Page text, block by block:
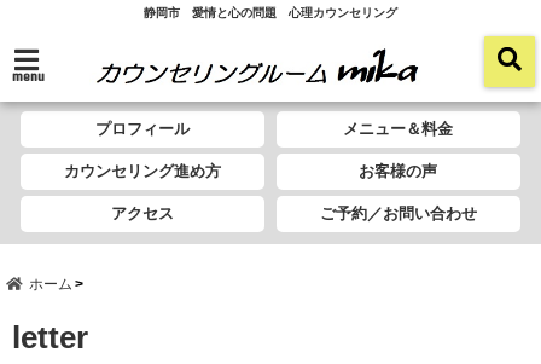
静岡市 愛情と心の問題 心理カウンセリング
menu
プロフィール メニュー＆料金
カウンセリング進め方 お客様の声
アクセス ご予約／お問い合わせ
ホーム
letter